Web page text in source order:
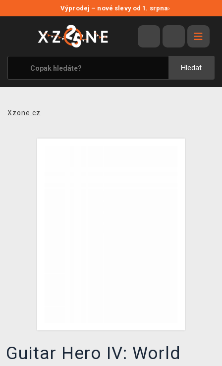
Výprodej – nové slevy od 1. srpna›
Hledat
VÝPRODEJ
VIDEOHRY
XZONE ORIGINALS
TÉMATIKY
Xzone.cz
Guitar Hero IV: World